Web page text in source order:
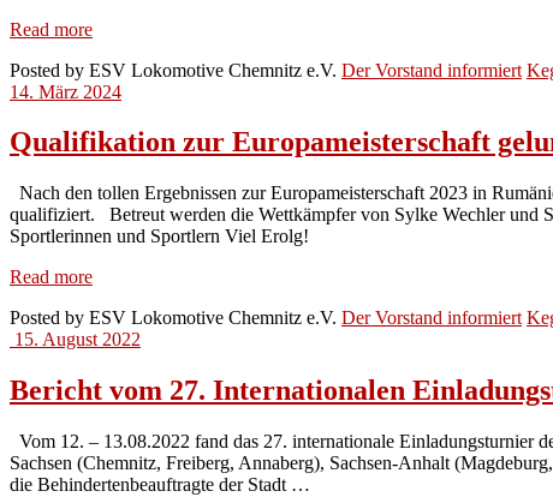
Read moreFrank
ist
Europameister!!!
Posted by ESV Lokomotive Chemnitz e.V. Der Vorstand informiert
14. März 2024
Qualifikation zur Europameisterschaft
Nach den tollen Ergebnissen zur Europameisterschaft 2023 in
qualifiziert. Betreut werden die Wettkämpfer von Sylke Wechler und
Sportlerinnen und Sportlern Viel Erolg!
Read moreQualifikation
Europameisterschaft
gelungen!
Posted by ESV Lokomotive Chemnitz e.V. Der Vorstand informiert
15. August 2022
Bericht vom 27. Internationalen
Vom 12. – 13.08.2022 fand das 27. internationale Einladungsturnier
Sachsen (Chemnitz, Freiberg, Annaberg), Sachsen-Anhalt
die Behindertenbeauftragte der Stadt …